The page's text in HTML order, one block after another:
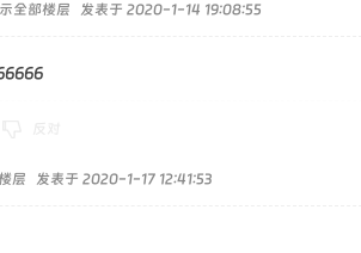
全部楼层 发表于 2020-1-14 19:08:55
层 发表于 2020-1-17 12:41:53